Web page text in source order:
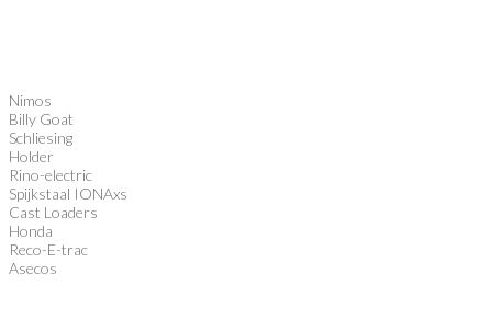
Nimos
Billy Goat
Schliesing
Holder
Rino-electric
Spijkstaal IONAxs
Cast Loaders
Honda
Reco-E-trac
Asecos